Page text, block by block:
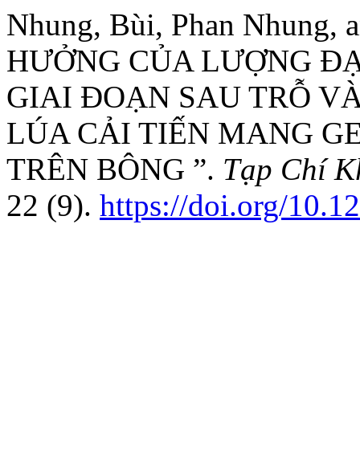
Nhung, Bùi, Phan Nhung,
HƯỞNG CỦA LƯỢNG
GIAI ĐOẠN SAU TRỖ
LÚA CẢI TIẾN MANG
TRÊN BÔNG ”. Tạp Chí
22 (9). https://doi.org/